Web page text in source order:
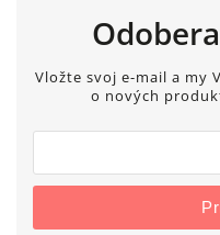
Vložte svoj e-mail a my
o nových